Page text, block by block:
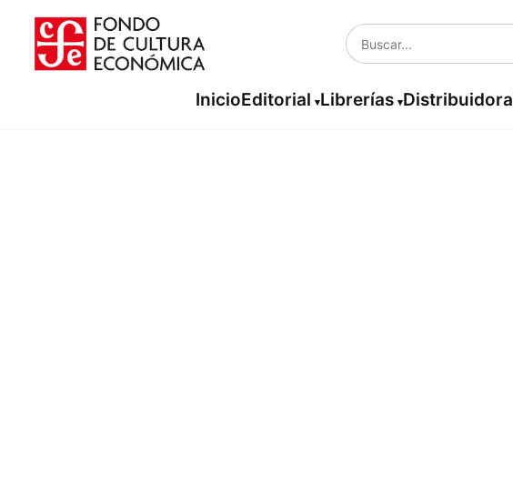
InicioEditorial Librerías Distribuidora